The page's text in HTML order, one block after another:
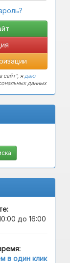
сайт", ядаю
данных
:
до 16:00
в один клик